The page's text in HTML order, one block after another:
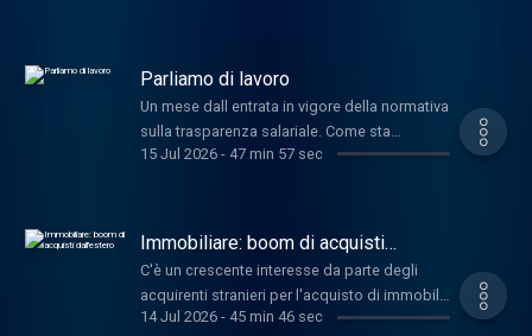
Bocconi , che viene a trovarci in studio. Anasf
strategico finalizzato a rafforzare il ruolo
della consulenza previdenziale e a
presidente Anasf .
Parliamo di lavoro
Un mese dall entrata in vigore della normativa
sulla trasparenza salariale. Come sta
andando? Ne parliamo con l avv. Ottavio
lavoro - e con Giulia Maniscalco , Senior
Legal Consultant The Adecco Group.
15 Jul 2026- 47 min 57 sec
Immobiliare: boom di acquisti
dall'estero
C'è un crescente interesse da parte degli
acquirenti stranieri per l'acquisto di immobili
sul territorio italiano. Ne parliamo con due
14 Jul 2026- 45 min 46 sec